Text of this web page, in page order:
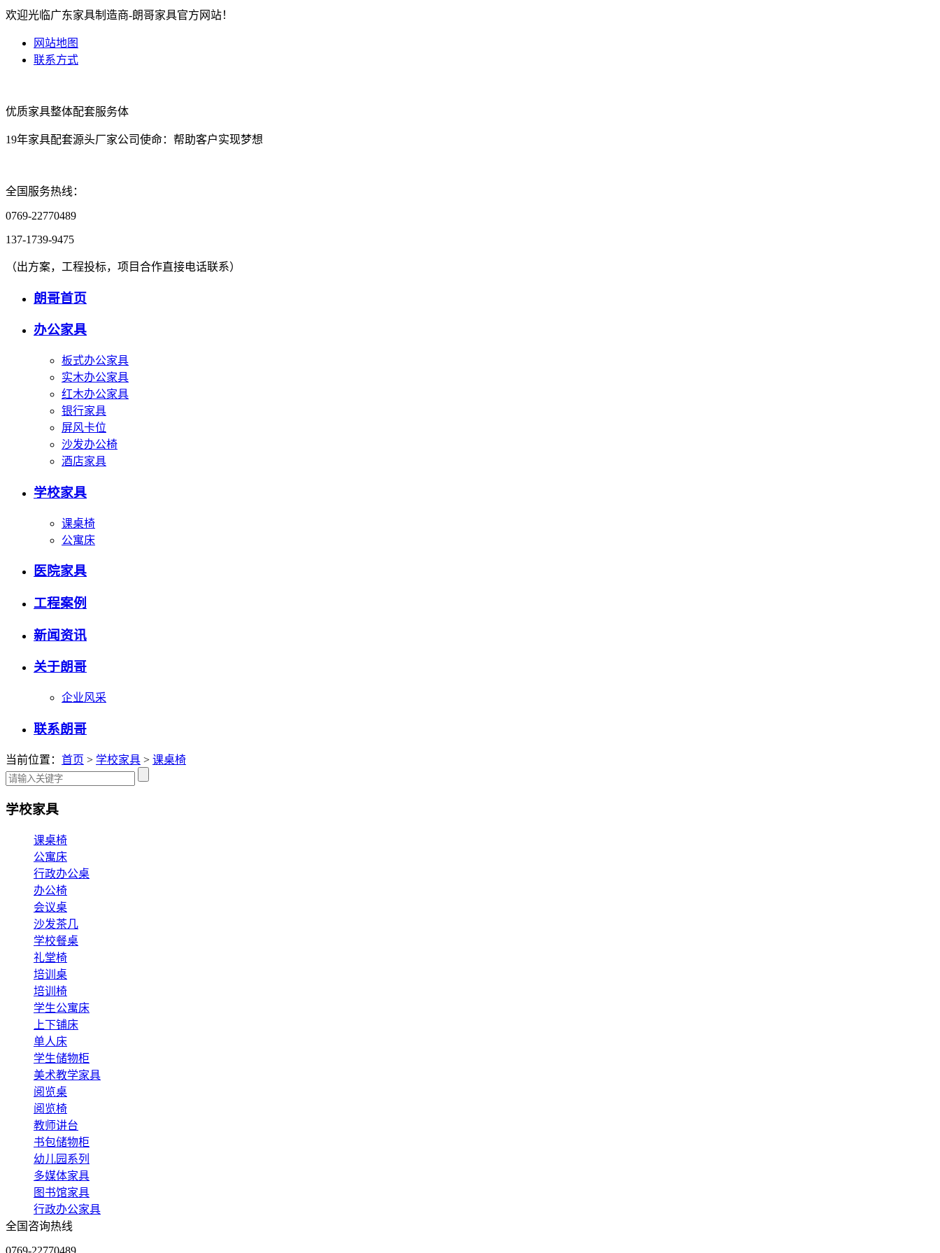
欢迎光临广东家具制造商-朗哥家具官方网站！
网站地图
联系方式
优质家具整体配套服务体
19年家具配套源头厂家公司使命：帮助客户实现梦想
全国服务热线：
0769-22770489
137-1739-9475
（出方案，工程投标，项目合作直接电话联系）
朗哥首页
办公家具
板式办公家具
实木办公家具
红木办公家具
银行家具
屏风卡位
沙发办公椅
酒店家具
学校家具
课桌椅
公寓床
医院家具
工程案例
新闻资讯
关于朗哥
企业风采
联系朗哥
当前位置： 首页 > 学校家具 > 课桌椅
学校家具
课桌椅
公寓床
行政办公桌
办公椅
会议桌
沙发茶几
学校餐桌
礼堂椅
培训桌
培训椅
学生公寓床
上下铺床
单人床
学生储物柜
美术教学家具
阅览桌
阅览椅
教师讲台
书包储物柜
幼儿园系列
多媒体家具
图书馆家具
行政办公家具
全国咨询热线
0769-22770489